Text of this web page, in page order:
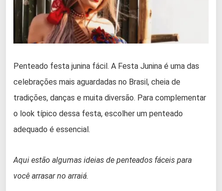
Penteado festa junina fácil. A Festa Junina é uma das
celebrações mais aguardadas no Brasil, cheia de
tradições, danças e muita diversão. Para complementar
o look típico dessa festa, escolher um penteado
adequado é essencial.
Aqui estão algumas ideias de penteados fáceis para
você arrasar no arraiá.